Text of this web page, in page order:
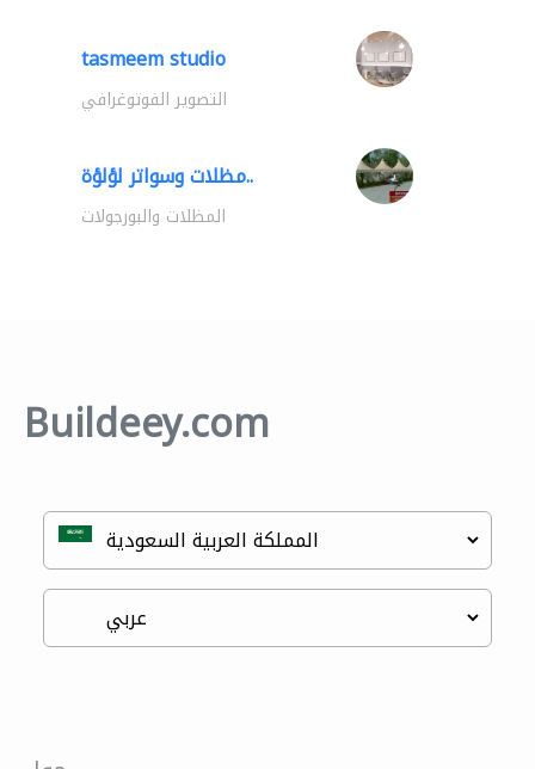
tasmeem studio
التصوير الفوتوغرافي
مظلات وسواتر لؤلؤة..
المظلات والبورجولات
Buildeey.com